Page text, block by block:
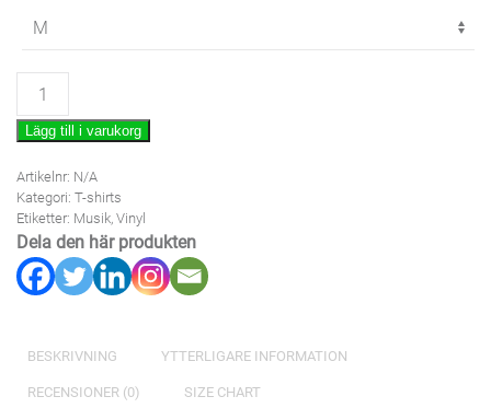
Vinyl
junkie
mängd
Lägg till i varukorg
Artikelnr: N/A
Kategori: T-shirts
Etiketter: Musik, Vinyl
Dela den här produkten
BESKRIVNING YTTERLIGARE INFORMATION
RECENSIONER (0) SIZE CHART